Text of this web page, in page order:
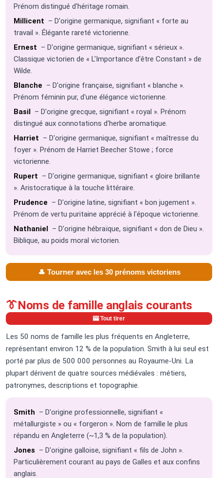
Prénom distingué d'héritage romain.
Millicent – D'origine germanique, signifiant « forte au
travail ». Élégante rareté victorienne.
Ernest – D'origine germanique, signifiant « sérieux ».
Classique victorien de « L'Importance d'être Constant » de
Wilde.
Blanche – D'origine française, signifiant « blanche ».
Prénom féminin pur, d'une élégance victorienne.
Basil – D'origine grecque, signifiant « royal ». Prénom
distingué aux connotations d'herbe aromatique.
Harriet – D'origine germanique, signifiant « maîtresse du
foyer ». Prénom de Harriet Beecher Stowe ; force
victorienne.
Rupert – D'origine germanique, signifiant « gloire brillante
». Aristocratique à la touche littéraire.
Prudence – D'origine latine, signifiant « bon jugement ».
Prénom de vertu puritaine apprécié à l'époque victorienne.
Nathaniel – D'origine hébraïque, signifiant « don de Dieu ».
Biblique, au poids moral victorien.
🎩 Tourner avec les 30 prénoms victoriens
👔Noms de famille anglais courants
🎰 Tout tirer
Les 50 noms de famille les plus fréquents en Angleterre,
représentant environ 12 % de la population. Smith à lui seul est
porté par plus de 500 000 personnes au Royaume-Uni. La
plupart dérivent de quatre sources médiévales : métiers,
patronymes, descriptions et topographie.
Smith – D'origine professionnelle, signifiant «
métallurgiste » ou « forgeron ». Nom de famille le plus
répandu en Angleterre (~1,3 % de la population).
Jones – D'origine galloise, signifiant « fils de John ».
Particulièrement courant au pays de Galles et aux confins
anglais.